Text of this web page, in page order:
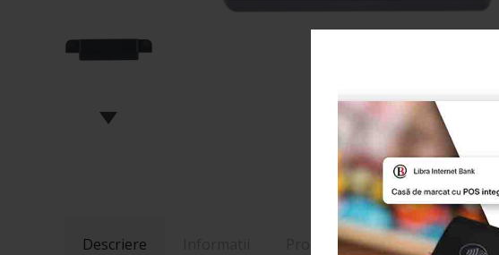
Descriere Produse Recomandate